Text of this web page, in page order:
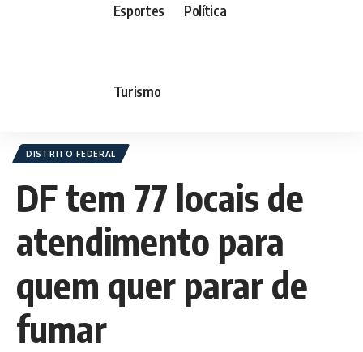
Esportes Política
Turismo
DISTRITO FEDERAL
DF tem 77 locais de
atendimento para
quem quer parar de
fumar